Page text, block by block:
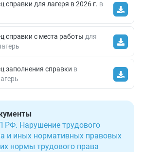
справки для лагеря в 2026 г. в
справки с места работы для
заполнения справки в
РФ. Нарушение трудового
и иных нормативных правовых
нормы трудового права